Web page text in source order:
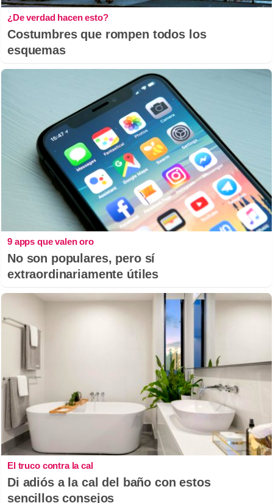
¿De verdad hacen esto?
Costumbres que rompen todos los
esquemas
9 apps que valen oro
No son populares, pero sí
extraordinariamente útiles
El truco contra la cal
Di adiós a la cal del baño con estos
sencillos consejos